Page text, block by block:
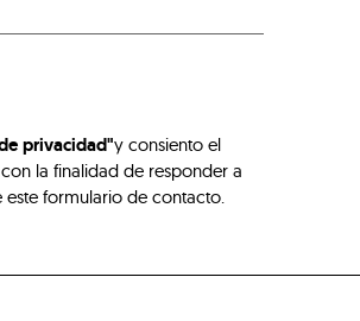
privacidad"y consiento el
la finalidad de responder a
este formulario de contacto.